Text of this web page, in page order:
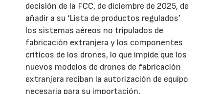
decisión de la FCC, de diciembre de 2025, de
añadir a su ‘Lista de productos regulados’
los sistemas aéreos no tripulados de
fabricación extranjera y los componentes
críticos de los drones, lo que impide que los
nuevos modelos de drones de fabricación
extranjera reciban la autorización de equipo
necesaria para su importación,